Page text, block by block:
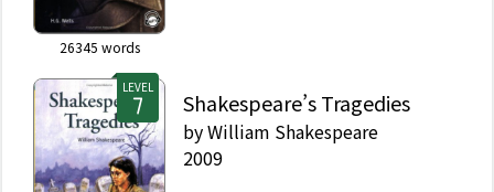
26345 words
LEVEL
Shakespeare’s Tragedies
byWilliam Shakespeare
2009